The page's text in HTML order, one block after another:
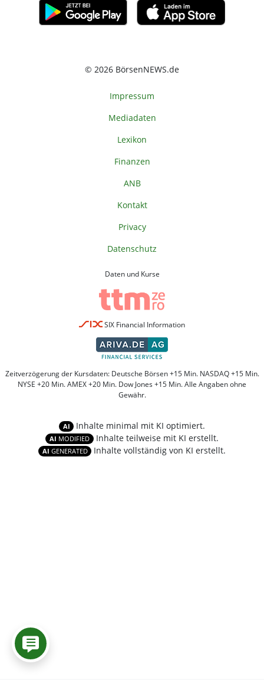
© 2026 BörsenNEWS.de
Impressum
Mediadaten
Lexikon
Finanzen
ANB
Kontakt
Privacy
Datenschutz
Daten und Kurse
SIX Financial Information
Zeitverzögerung der Kursdaten: Deutsche Börsen +15 Min. NASDAQ +15 Min.
NYSE +20 Min. AMEX +20 Min. Dow Jones +15 Min. Alle Angaben ohne
Gewähr.
AI Inhalte minimal mit KI optimiert.
AI MODIFIED Inhalte teilweise mit KI erstellt.
AI GENERATED Inhalte vollständig von KI erstellt.